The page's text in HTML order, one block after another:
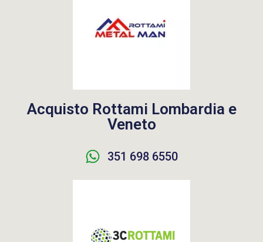
Acquisto Rottami Lombardia e
Veneto
351 698 6550